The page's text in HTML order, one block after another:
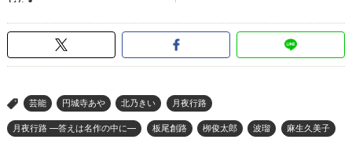
> 芸能 円城寺あや 北乃きい 月夜行路
月夜行路 ―答えは名作の中に― 板尾創路 栁俊太郎 波瑠 麻生久美子